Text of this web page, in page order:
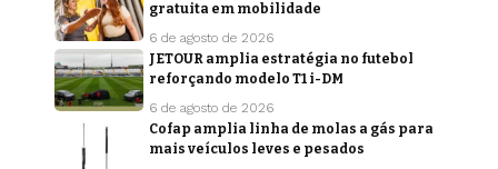
gratuita em mobilidade
6 de agosto de 2026
JETOUR amplia estratégia no futebol
reforçando modelo T1 i-DM
6 de agosto de 2026
Cofap amplia linha de molas a gás para
mais veículos leves e pesados